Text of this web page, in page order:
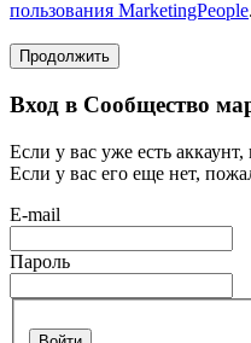
пользования MarketingPeople.
Продолжить
Вход в Сообщество
Если у вас уже есть
Если у вас его еще нет,
E-mail
Пароль